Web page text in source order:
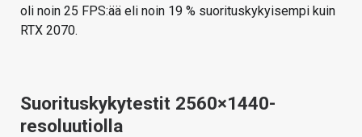
oli noin 25 FPS:ää eli noin 19 % suorituskykyisempi kuin
RTX 2070.
Suorituskykytestit 2560×1440-
resoluutiolla